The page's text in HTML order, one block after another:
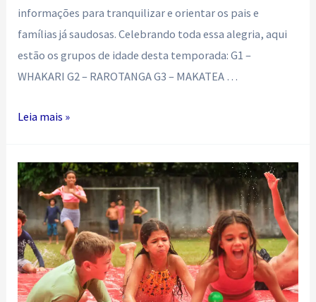
informações para tranquilizar e orientar os pais e
famílias já saudosas. Celebrando toda essa alegria, aqui
estão os grupos de idade desta temporada: G1 –
WHAKARI G2 – RAROTANGA G3 – MAKATEA …
Bem-
volta
ao
Arraial!!
Leia mais »